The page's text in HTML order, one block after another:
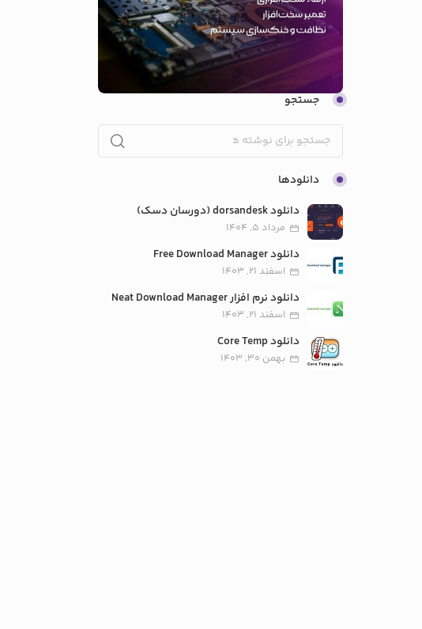
جستجو
دانلودها
دانلود dorsandesk (دورسان دسک)
مرداد 5, 1404
دانلود Free Download Manager
اسفند 21, 1403
دانلود نرم افزار Neat Download Manager
اسفند 21, 1403
دانلود Core Temp
بهمن 30, 1403